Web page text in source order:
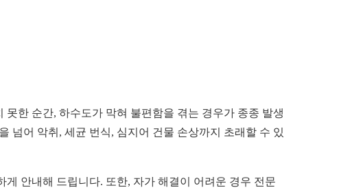
한 순간, 하수도가 막혀 불편함을 겪는 경우가 종종 발생
넘어 악취, 세균 번식, 심지어 건물 손상까지 초래할 수 있
안내해 드립니다. 또한, 자가 해결이 어려운 경우 전문